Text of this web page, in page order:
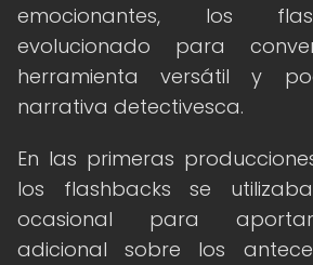
emocionantes, los
evolucionado para
herramienta versátil y
narrativa detectivesca.
En las primeras
los flashbacks se
ocasional para
adicional sobre los